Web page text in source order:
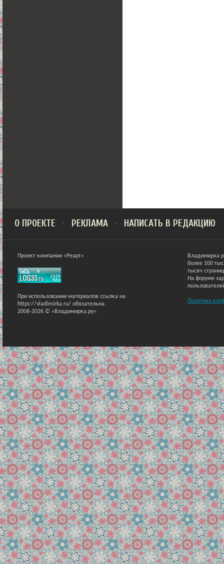
О ПРОЕКТЕ РЕКЛАМА НАПИСАТЬ В РЕДАКЦИЮ
Проект компании «Реарт»
При использовании материалов ссылка на
https://vladimirka.ru/ обязательна.
2006-2026 © «Владимирка.ру»
Владимирка
более 100
тысяч
На форуме
Политика